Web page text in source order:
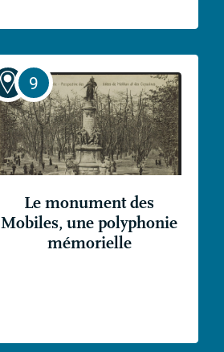
Le monument des
Mobiles, une polyphonie
mémorielle